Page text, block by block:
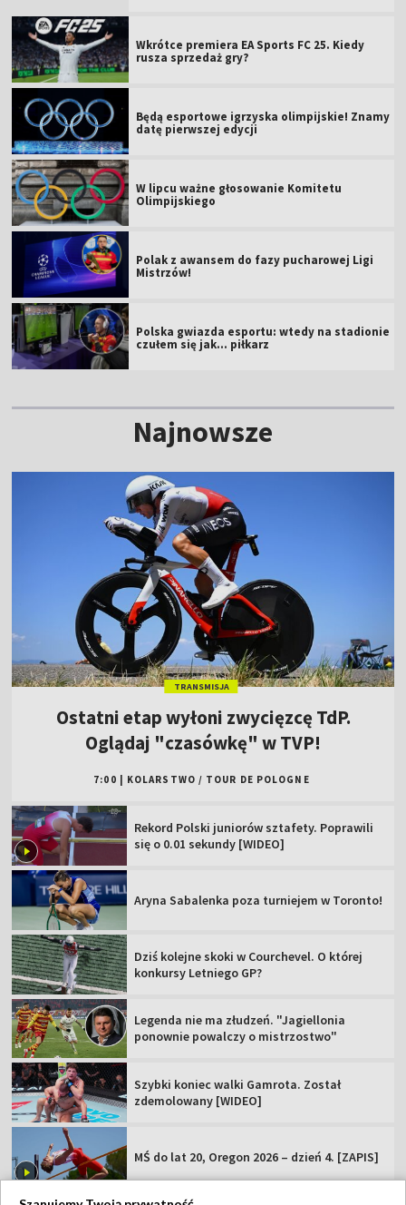
Wkrótce premiera EA Sports FC 25. Kiedy
rusza sprzedaż gry?
Będą esportowe igrzyska olimpijskie! Znamy
datę pierwszej edycji
W lipcu ważne głosowanie Komitetu
Olimpijskiego
Polak z awansem do fazy pucharowej Ligi
Mistrzów!
Polska gwiazda esportu: wtedy na stadionie
czułem się jak... piłkarz
Najnowsze
TRANSMISJA
Ostatni etap wyłoni zwycięzcę TdP.
Oglądaj "czasówkę" w TVP!
7:00 KOLARSTWO / TOUR DE POLOGNE
Rekord Polski juniorów sztafety. Poprawili
się o 0.01 sekundy [WIDEO]
Aryna Sabalenka poza turniejem w Toronto!
Dziś kolejne skoki w Courchevel. O której
konkursy Letniego GP?
Legenda nie ma złudzeń. "Jagiellonia
ponownie powalczy o mistrzostwo"
Szybki koniec walki Gamrota. Został
zdemolowany [WIDEO]
MŚ do lat 20, Oregon 2026 – dzień 4. [ZAPIS]